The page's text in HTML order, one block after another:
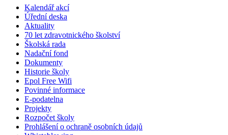
Kalendář akcí
Úřední deska
Aktuality
70 let zdravotnického školství
Školská rada
Nadační fond
Dokumenty
Historie školy
Epol Free Wifi
Povinné informace
E-podatelna
Projekty
Rozpočet školy
Prohlášení o ochraně osobních údajů